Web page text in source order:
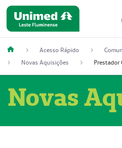
Acesso Rápido
Novas Aquisições
Novas